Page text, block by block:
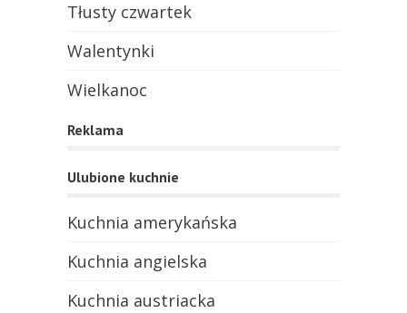
Tłusty czwartek
Walentynki
Wielkanoc
Reklama
Ulubione kuchnie
Kuchnia amerykańska
Kuchnia angielska
Kuchnia austriacka